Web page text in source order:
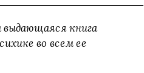
книга
во всем ее